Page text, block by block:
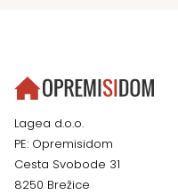
Lagea d.o.o.
PE: Opremisidom
Cesta Svobode 31
8250 Brežice